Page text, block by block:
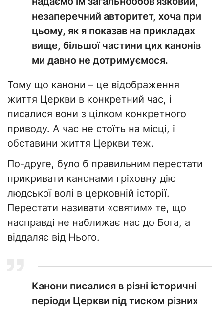
незаперечний авторитет, хоча при
цьому, як я показав на прикладах
вище, більшої частини цих канонів
ми давно не дотримуємося.
Тому що канони – це відображення
життя Церкви в конкретний час, і
писалися вони з цілком конкретного
приводу. А час не стоїть на місці, і
обставини життя Церкви теж.
По-друге, було б правильним перестати
прикривати канонами гріховну дію
людської волі в церковній історії.
Перестати називати «святим» те, що
насправді не наближає нас до Бога, а
віддаляє від Нього.
Канони писалися в різні історичні
періоди Церкви під тиском різних